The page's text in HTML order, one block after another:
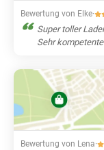
Bewertung von Elke·
Super toller
Sehr
Bewertung von Lena·